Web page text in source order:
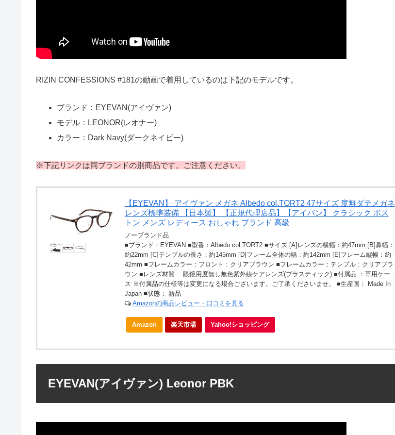
RIZIN CONFESSIONS #181の動画で着用しているのは下記のモデルです。
ブランド：EYEVAN(アイヴァン)
モデル：LEONOR(レオナー)
カラー：Dark Navy(ダークネイビー)
※下記リンクは同ブランドの別商品です。ご注意ください。
【EYEVAN】 アイヴァン メガネ Albedo col.TORT2 47サイズ 度無ダテメガネ
レンズ標準装備 【日本製】 【正規代理店品】【アイバン】 クラシック ボス
トン メンズ レディース おしゃれ ブランド 高級
ノーブランド品
■ブランド：EYEVAN ■型番：Albedo col.TORT2 ■サイズ [A]レンズの横幅：約47mm [B]鼻幅：
約22mm [C]テンプルの長さ：約145mm [D]フレーム全体の幅：約142mm [E]フレーム縦幅：約
42mm ■フレームカラー：フロント：クリアブラウン ■フレームカラー：テンプル：クリアブラ
ウン ■レンズ材質 眼鏡用度無し無色紫外線ケアレンズ(プラスティック) ■付属品 ：専用ケー
ス ※付属品の仕様等は変更になる場合ございます。ご了承くださいませ。 ■生産国： Made In
Japan ■状態： 新品
Amazonの商品レビュー・口コミを見る
Amazon 楽天市場 Yahoo!ショッピング
EYEVAN(アイヴァン) Leonor PBK